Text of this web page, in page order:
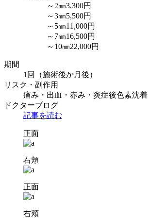
～2㎜3,300円
～3㎜5,500円
～5㎜11,000円
～7㎜16,500円
～10㎜22,000円
期間
1回（施術後か月後）
リスク・副作用
痛み・出血・赤み・炎症後色素沈着
ドクターブログ
記事を読む
正面
右頬
正面
右頬